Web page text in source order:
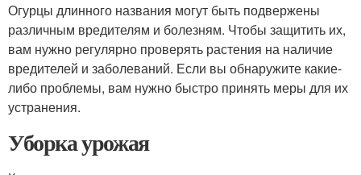
Огурцы длинного названия могут быть подвержены
различным вредителям и болезням. Чтобы защитить их,
вам нужно регулярно проверять растения на наличие
вредителей и заболеваний. Если вы обнаружите какие-
либо проблемы, вам нужно быстро принять меры для их
устранения.
Уборка урожая